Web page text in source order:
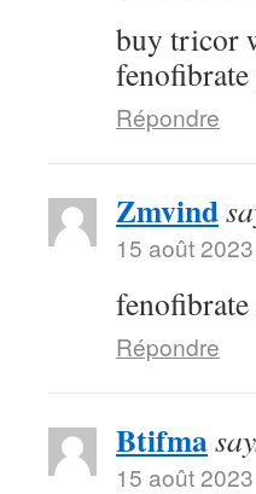
buy tricor
Répondre
Zmvind
15 août
Répondre
Btifma
15 août